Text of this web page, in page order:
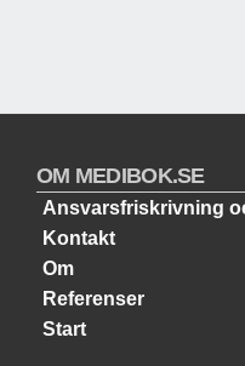
OM MEDIBOK.SE
Ansvarsfriskrivning
Kontakt
Om
Referenser
Start